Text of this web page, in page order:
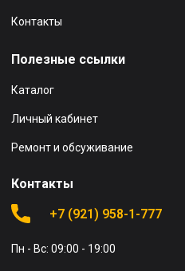
Контакты
Полезные ссылки
Каталог
Личный кабинет
Ремонт и обсуживание
Контакты
+7 (921) 958-1-777
Пн - Вс: 09:00 - 19:00